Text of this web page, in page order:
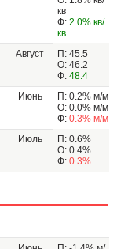
кв
Ф: 2.0% кв/
кв
Август
П: 45.5
О: 46.2
Ф: 48.4
Июнь
П: 0.2% м/м
О: 0.0% м/м
Ф: 0.3% м/м
Июль
П: 0.6%
О: 0.4%
Ф: 0.3%